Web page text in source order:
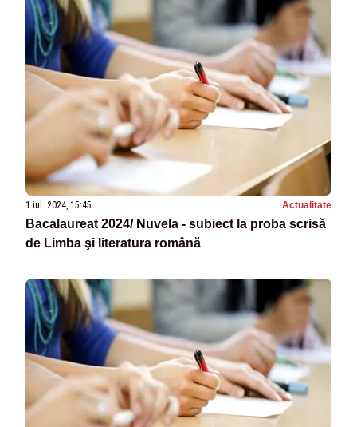
1 iul. 2024, 15:45 Actualitate
Bacalaureat 2024/ Nuvela - subiect la proba scrisă
de Limba şi literatura română